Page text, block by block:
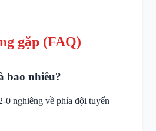
gặp (FAQ)
bao nhiêu?
0 nghiêng về phía đội tuyển